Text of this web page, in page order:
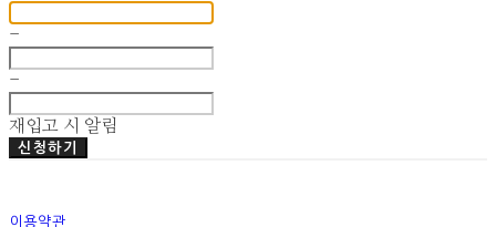
-
-
재입고 시 알림
신청하기
이용약관